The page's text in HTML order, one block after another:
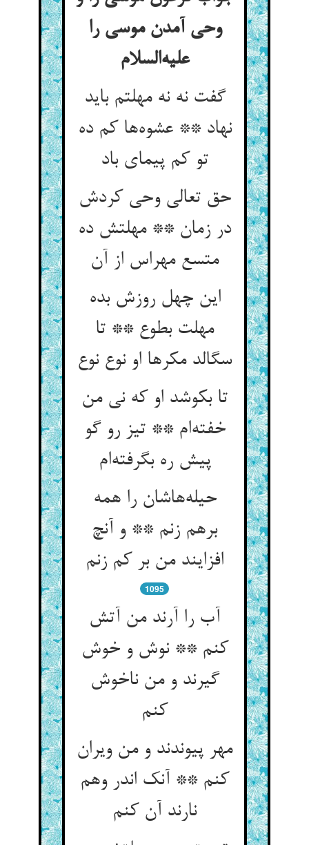
وحی آمدن موسی را
علیه‌السلام
گفت نه نه مهلتم باید
نهاد ** عشوه‌ها کم ده
تو کم پیمای باد
حق تعالی وحی کردش
در زمان ** مهلتش ده
متسع مهراس از آن
این چهل روزش بده
مهلت بطوع ** تا
سگالد مکرها او نوع نوع
تا بکوشد او که نی من
خفته‌ام ** تیز رو گو
پیش ره بگرفته‌ام
حیله‌هاشان را همه
برهم زنم ** و آنچ
افزایند من بر کم زنم
1095
آب را آرند من آتش
کنم ** نوش و خوش
گیرند و من ناخوش
کنم
مهر پیوندند و من ویران
کنم ** آنک اندر وهم
نارند آن کنم